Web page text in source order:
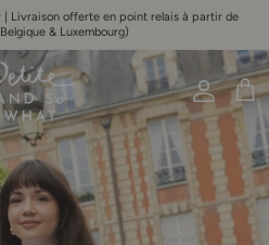
Livraison offerte en point relais à partir de
& Luxembourg)
Compte